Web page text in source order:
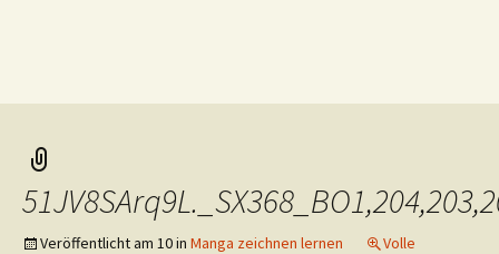
Veröffentlicht am 10in Manga zeichnen lernen
Volle